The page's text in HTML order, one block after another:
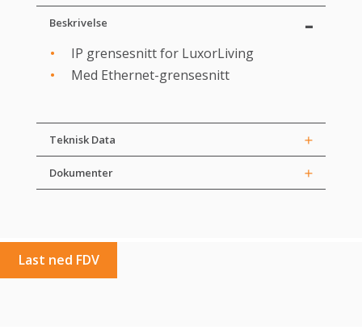
Beskrivelse
IP grensesnitt for LuxorLiving
Med Ethernet-grensesnitt
Teknisk Data
Dokumenter
Last ned FDV